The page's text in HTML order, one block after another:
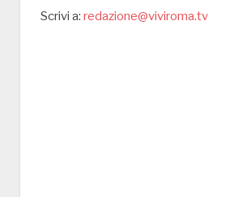
Scrivi a: redazione@viviroma.tv